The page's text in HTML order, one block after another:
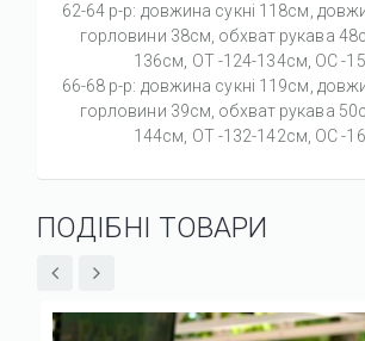
62-64 р-р: довжина сукні 118см,
горловини 38см, обхват рукава
136см, ОТ -124-134см, OC -
66-68 р-р: довжина сукні 119см,
горловини 39см, обхват рукава
144см, ОТ -132-142см, OC -
ПОДІБНІ ТОВАРИ